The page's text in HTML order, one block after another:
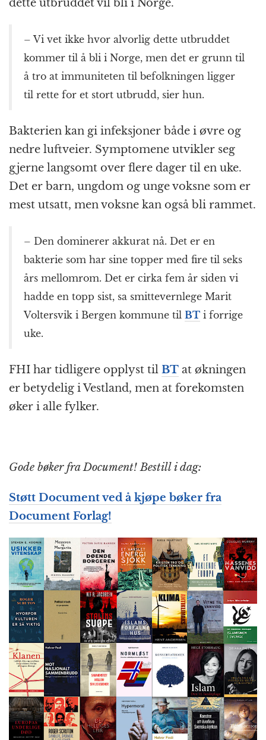
dette utbruddet vil bli i Norge.
– Vi vet ikke hvor alvorlig dette utbruddet
kommer til å bli i Norge, men det er grunn til
å tro at immuniteten til befolkningen ligger
til rette for et stort utbrudd, sier hun.
Bakterien kan gi infeksjoner både i øvre og
nedre luftveier. Symptomene utvikler seg
gjerne langsomt over flere dager til en uke.
Det er barn, ungdom og unge voksne som er
mest utsatt, men voksne kan også bli rammet.
– Den dominerer akkurat nå. Det er en
bakterie som har sine topper med fire til seks
års mellomrom. Det er cirka fem år siden vi
hadde en topp sist, sa smittevernlege Marit
Voltersvik i Bergen kommune til BT i forrige
uke.
FHI har tidligere opplyst til BT at økningen
er betydelig i Vestland, men at forekomsten
øker i alle fylker.
Gode bøker fra Document! Bestill i dag:
Støtt Documentved å kjøpe bøker fra
Document Forlag!